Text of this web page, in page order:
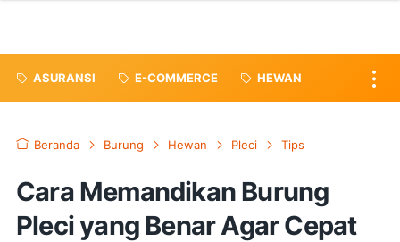
ASURANSI E-COMMERCE HEWAN
Beranda Burung Hewan Pleci Tips
Cara Memandikan Burung
Pleci yang Benar Agar Cepat